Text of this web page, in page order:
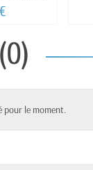
pour le moment.